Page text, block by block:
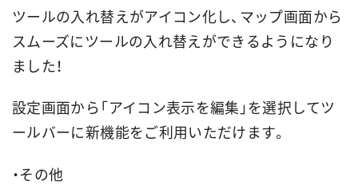
ツールの入れ替えがアイコン化し、マップ画面から
スムーズにツールの入れ替えができるようになり
ました！
設定画面から「アイコン表示を編集」を選択してツ
ールバーに新機能をご利用いただけます。
・その他